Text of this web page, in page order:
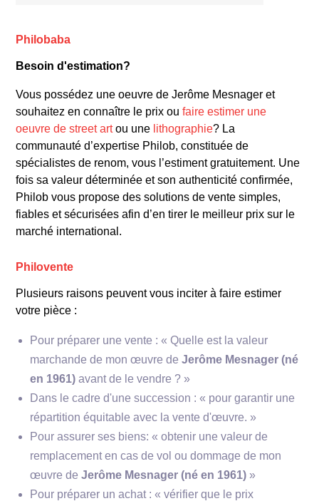
« L’Homme en blanc »
déclinée sur des murs, des toiles, et d’autres
supports. Ce personnage incarne la liberté, la
paix et l’espoir, et apparaît dans des endroits
aussi divers que les rues de Paris, les
bâtiments abandonnés, ou des galeries d’art.
« La Fresque de la rue de Ménilmontant »:
Réalisée en1995, cette grande fresque
murale dans l’est parisien est un hommage à
l’art de rue, montrant son « Homme en
mouvement et sérénité.
« L’Homme en blanc sur la Grande Muraille
de Chine »
personnage sur une portion de la Grande
Muraille, marquant un moment fort de sa
carrière internationale.
silhouettes blanches
Philobaba
Besoin d'estimation?
Vous possédez une oeuvre de Jerôme Mesnager et
souhaitez en connaître le prix oufaire estimer une
oeuvre de street artou une lithographie? La
communauté d’expertise Philob, constituée de
spécialistes de renom, vous l’estiment gratuitement. Une
fois sa valeur déterminée et son authenticité confirmée,
Philob vous propose des solutions de vente simples,
fiables et sécurisées afin d’en tirer le meilleur prix sur le
marché international.
Philovente
Plusieurs raisons peuvent vous inciter à faire estimer
votre pièce :
Pour préparer une vente : « Quelle est la valeur
marchande de mon œuvre deJerôme Mesnager (né
en 1961) avant de le vendre ? »
Dans le cadre d'une succession : « pour garantir une
répartition équitable avec la vente d'œuvre. »
Pour assurer ses biens: « obtenir une valeur de
remplacement en cas de vol ou dommage de mon
œuvre deJerôme Mesnager (né en 1961) »
Pour préparer un achat : « vérifier que le prix